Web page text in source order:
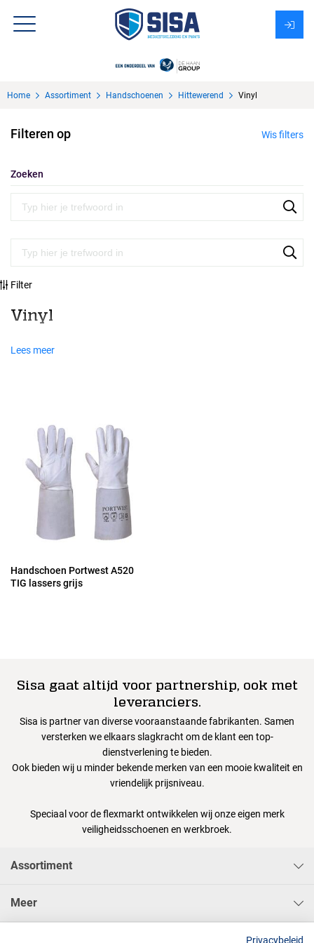
Over Sisa
KMS
Uitzendbureau?
Home Assortiment Handschoenen Hittewerend Vinyl
Filteren op Wis filters
Zoeken
Filter
Vinyl
Lees meer
Handschoen Portwest A520
TIG lassers grijs
Sisa gaat altijd voor partnership, ook met
leveranciers.
Sisa is partner van diverse vooraanstaande fabrikanten. Samen
versterken we elkaars slagkracht om de klant een top-
dienstverlening te bieden.
Ook bieden wij u minder bekende merken van een mooie kwaliteit en
vriendelijk prijsniveau.
Speciaal voor de flexmarkt ontwikkelen wij onze eigen merk
veiligheidsschoenen en werkbroek.
Assortiment
Meer
Privacybeleid